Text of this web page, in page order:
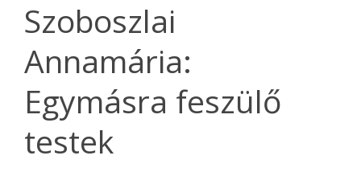
Szoboszlai
Annamária:
Egymásra feszülő
testek